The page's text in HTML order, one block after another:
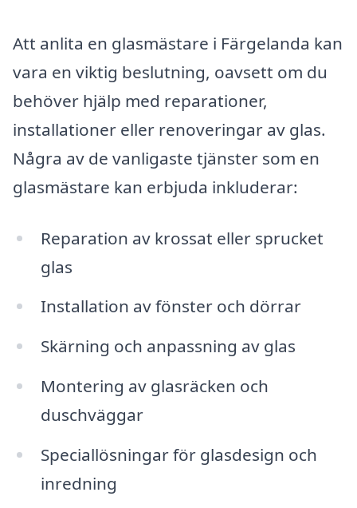
Att anlita en glasmästare i Färgelanda kan
vara en viktig beslutning, oavsett om du
behöver hjälp med reparationer,
installationer eller renoveringar av glas.
Några av de vanligaste tjänster som en
glasmästare kan erbjuda inkluderar:
Reparation av krossat eller sprucket
glas
Installation av fönster och dörrar
Skärning och anpassning av glas
Montering av glasräcken och
duschväggar
Speciallösningar för glasdesign och
inredning